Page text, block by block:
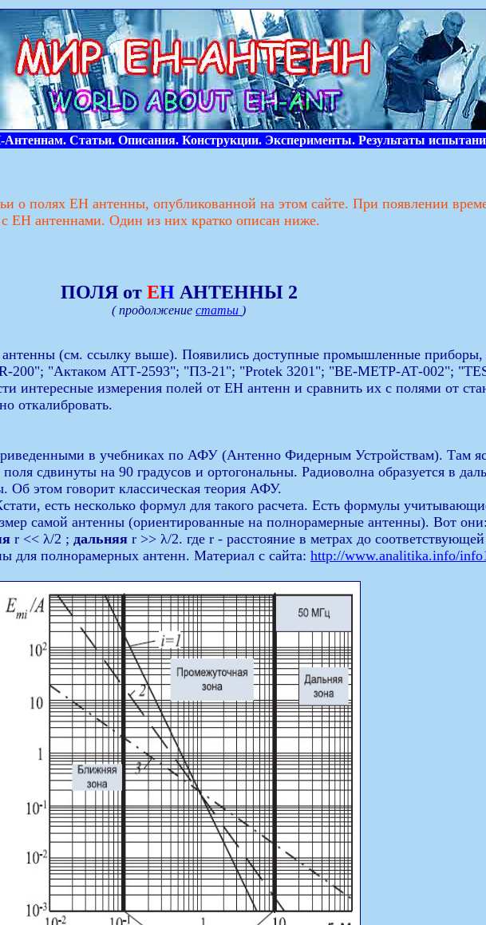
Статьи. Описания. Конструкции. Эксперименты. Результаты
о полях ЕН антенны, опубликованной на этом сайте. При появлении
ЕН антеннами. Один из них кратко описан ниже.
ПОЛЯ от ЕНАНТЕННЫ 2
( продолжение статьи )
(см. ссылку выше). Появились доступные промышленные
200"; "Актаком АТТ-2593"; "П3-21"; "Protek 3201"; "ВЕ-МЕТР-АТ-002";
интересные измерения полей от ЕН антенн и сравнить их с полями от
откалибровать.
в учебниках по АФУ (Антенно Фидерным Устройствам). Там
сдвинуты на 90 градусов и ортогональны. Радиоволна образуется в
этом говорит классическая теория АФУ.
есть несколько формул для такого расчета. Есть формулы
самой антенны (ориентированные на полнорамерные антенны). Вот они:
r << λ/2 ; дальняя r >> λ/2. где r - расстояние в метрах до
для полнорамерных антенн. Материал с сайта: http://www.analitika.info/